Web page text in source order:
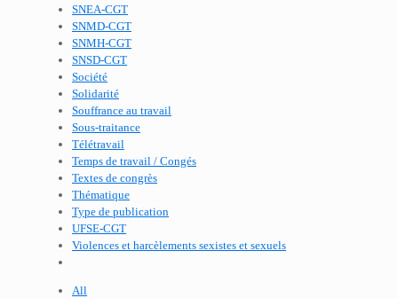
SNEA-CGT
SNMD-CGT
SNMH-CGT
SNSD-CGT
Société
Solidarité
Souffrance au travail
Sous-traitance
Télétravail
Temps de travail / Congés
Textes de congrès
Thématique
Type de publication
UFSE-CGT
Violences et harcèlements sexistes et sexuels
All